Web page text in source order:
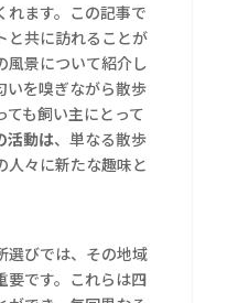
れます。この記事で
と共に訪れることが
風景について紹介し
いを嗅ぎながら散歩
も飼い主にとって
活動は、単なる散歩
人々に新たな趣味と
選びでは、その地域
要です。これらは四